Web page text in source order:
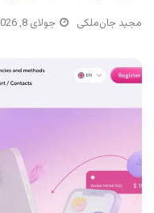
مجید جان‌ملکی جولای 8, 2026